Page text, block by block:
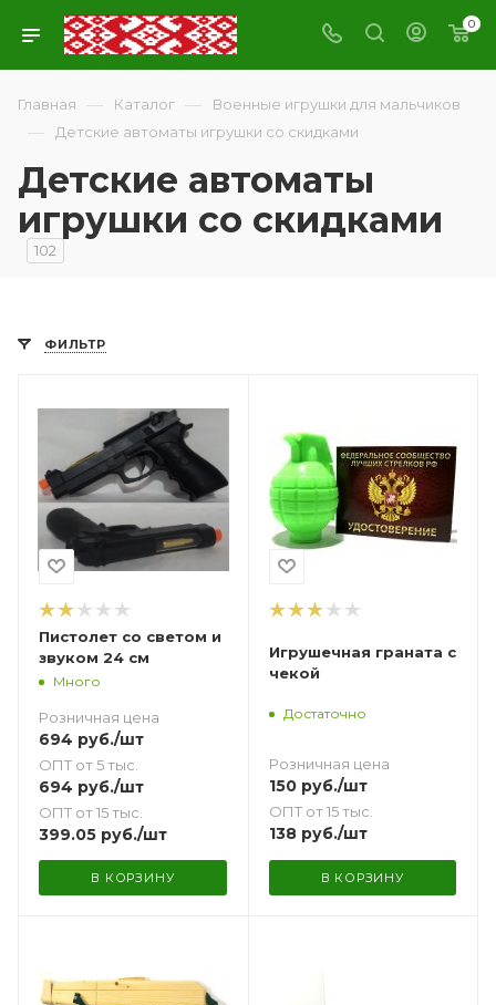
0
Главная — Каталог — Военные игрушки для мальчиков
— Детские автоматы игрушки со скидками
Детские автоматы
игрушки со скидками
102
ФИЛЬТР
Пистолет со светом и
звуком 24 см
Много
Розничная цена
694 руб./шт
ОПТ от 5 тыс.
694 руб./шт
ОПТ от 15 тыс.
399.05 руб./шт
В КОРЗИНУ
Игрушечная граната с
чекой
Достаточно
Розничная цена
150руб./шт
ОПТ от 15 тыс.
138руб./шт
В КОРЗИНУ